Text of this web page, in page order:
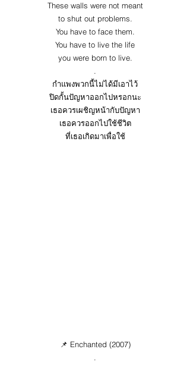
These walls were not meant
to shut out problems.
You have to face them.
You have to live the life
you were born to live.
.
กำแพงพวกนี้ไม่ได้มีเอาไว้
ปิดกั้นปัญหาออกไปหรอกนะ
เธอควรเผชิญหน้ากับปัญหา
เธอควรออกไปใช้ชีวิต
ที่เธอเกิดมาเพื่อใช้
📌 Enchanted (2007)
.